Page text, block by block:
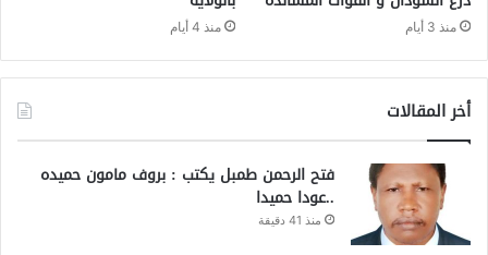
منذ 3 أيام منذ 4 أيام
أخر المقالات
فتح الرحمن طمبل يكتب : بروف مامون حميده
..عودا حميدا
منذ 41 دقيقة